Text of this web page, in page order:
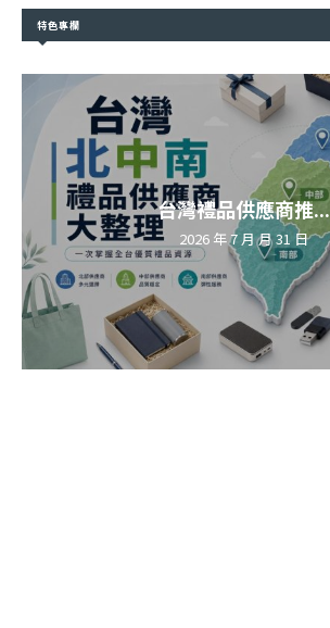
特色專欄
台灣禮品供應商推...
2026 年 7 月 月 31 日